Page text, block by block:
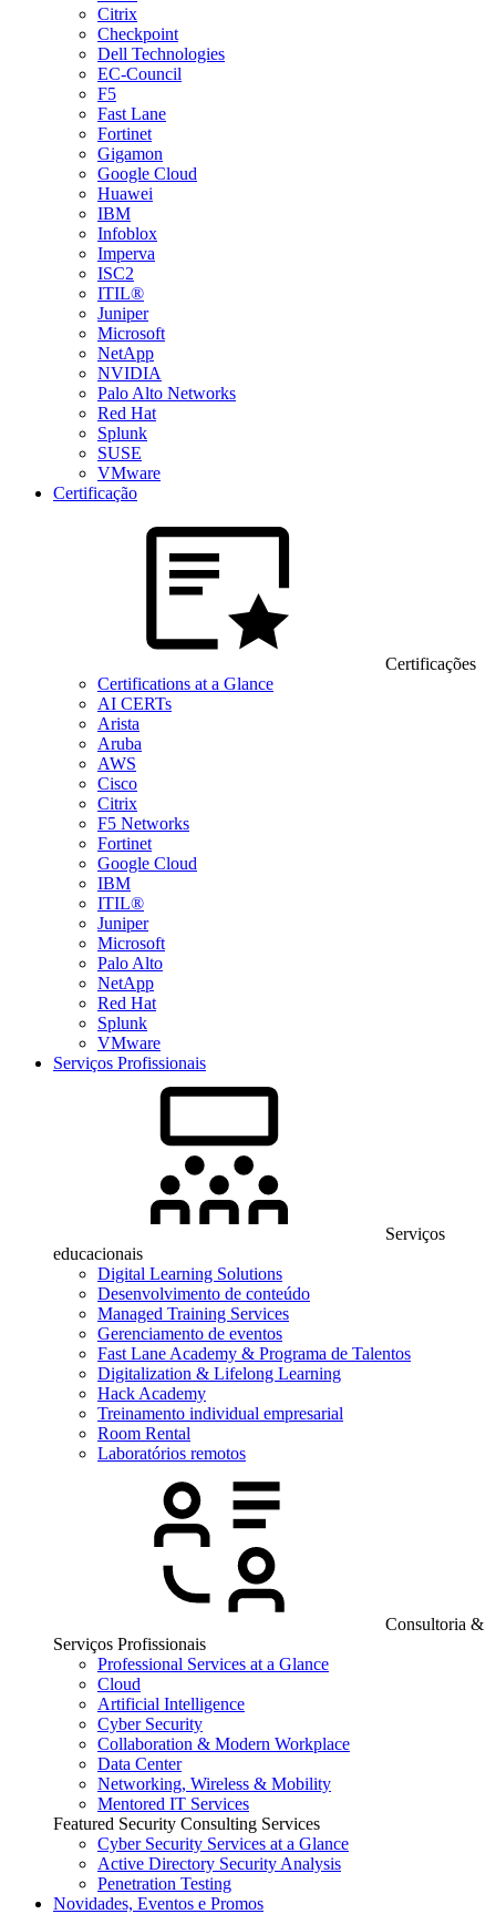
Citrix
Checkpoint
Dell Technologies
EC-Council
F5
Fast Lane
Fortinet
Gigamon
Google Cloud
Huawei
IBM
Infoblox
Imperva
ISC2
ITIL®
Juniper
Microsoft
NetApp
NVIDIA
Palo Alto Networks
Red Hat
Splunk
SUSE
VMware
Certificação
Certificações
Certifications at a Glance
AI CERTs
Arista
Aruba
AWS
Cisco
Citrix
F5 Networks
Fortinet
Google Cloud
IBM
ITIL®
Juniper
Microsoft
Palo Alto
NetApp
Red Hat
Splunk
VMware
Serviços Profissionais
Serviços
educacionais
Digital Learning Solutions
Desenvolvimento de conteúdo
Managed Training Services
Gerenciamento de eventos
Fast Lane Academy & Programa de Talentos
Digitalization & Lifelong Learning
Hack Academy
Treinamento individual empresarial
Room Rental
Laboratórios remotos
Consultoria &
Serviços Profissionais
Professional Services at a Glance
Cloud
Artificial Intelligence
Cyber Security
Collaboration & Modern Workplace
Data Center
Networking, Wireless & Mobility
Mentored IT Services
Featured Security Consulting Services
Cyber Security Services at a Glance
Active Directory Security Analysis
Penetration Testing
Novidades, Eventos e Promos